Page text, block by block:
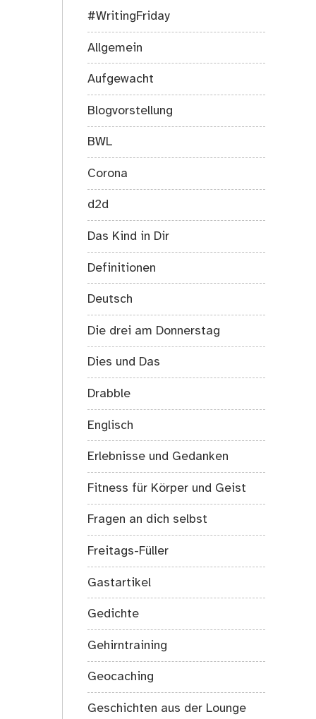
#WritingFriday
Allgemein
Aufgewacht
Blogvorstellung
BWL
Corona
d2d
Das Kind in Dir
Definitionen
Deutsch
Die drei am Donnerstag
Dies und Das
Drabble
Englisch
Erlebnisse und Gedanken
Fitness für Körper und Geist
Fragen an dich selbst
Freitags-Füller
Gastartikel
Gedichte
Gehirntraining
Geocaching
Geschichten aus der Lounge